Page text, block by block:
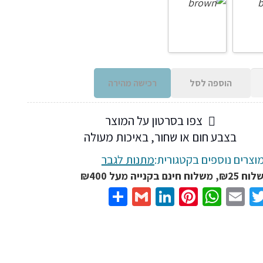
הוספה לסל רכישה מהירה
צפו בסרטון על המוצר
בצבע חום או שחור, באיכות מעולה
נוספים בקטגורית:מתנות לגבר
מעל ₪400
Twitter
Email
WhatsApp
Pinterest
LinkedIn
Gmail